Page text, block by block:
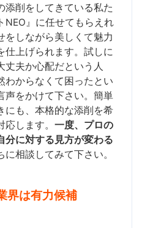
添削をしてきている私た
NEO』に任せてもらえれ
をしながら美しくて魅力
仕上げられます。試しに
丈夫か心配だという人
わからなくて困ったとい
声をかけて下さい。簡単
にも、本格的な添削を希
します。 一度、プロの
分に対する見方が変わる
相談してみて下さい。
界は有力候補